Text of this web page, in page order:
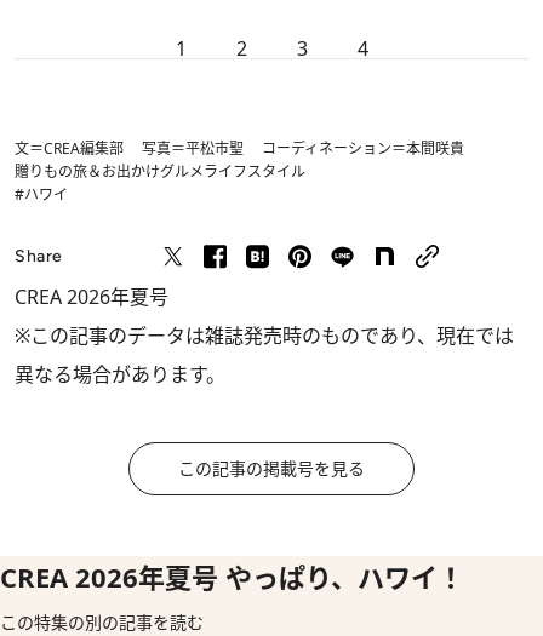
1 2 3 4
文＝CREA編集部 写真＝平松市聖 コーディネーション＝本間咲貴
贈りもの旅＆お出かけグルメライフスタイル
#ハワイ
Share
CREA 2026年夏号
※この記事のデータは雑誌発売時のものであり、現在では
異なる場合があります。
この記事の掲載号を見る
CREA 2026年夏号 やっぱり、ハワイ！
この特集の別の記事を読む